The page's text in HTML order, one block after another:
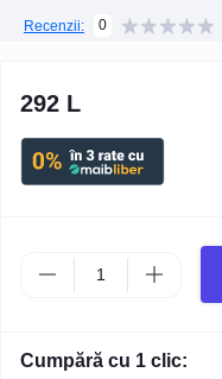
Recenzii: 0
292 L
Cumpără cu 1 clic: